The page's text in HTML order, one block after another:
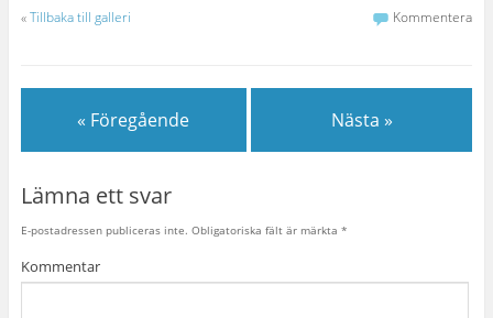
«Tillbaka till galleri Kommentera
« Föregående Nästa »
Lämna ett svar
E-postadressen publiceras inte. Obligatoriska fält är märkta *
Kommentar